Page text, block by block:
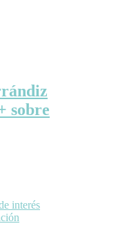
sobre
interés